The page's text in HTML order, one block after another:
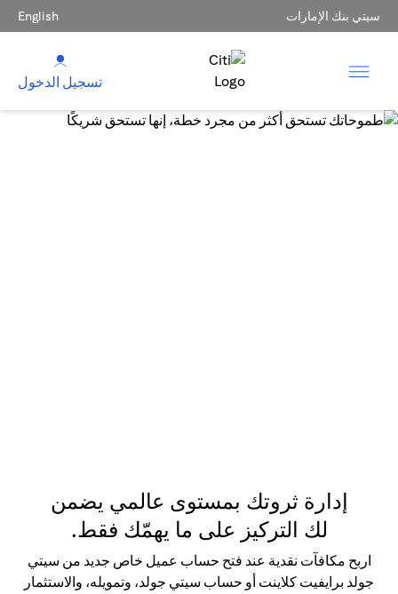
سيتي بنك الإمارات English
تسجيل الدخول
إدارة ثروتك بمستوى عالمي يضمن
لك التركيز على ما يهمّك فقط.
اربح مكافآت نقدية عند فتح حساب عميل خاص جديد من سيتي
جولد برايفيت كلاينت أو حساب سيتي جولد، وتمويله، والاستثمار